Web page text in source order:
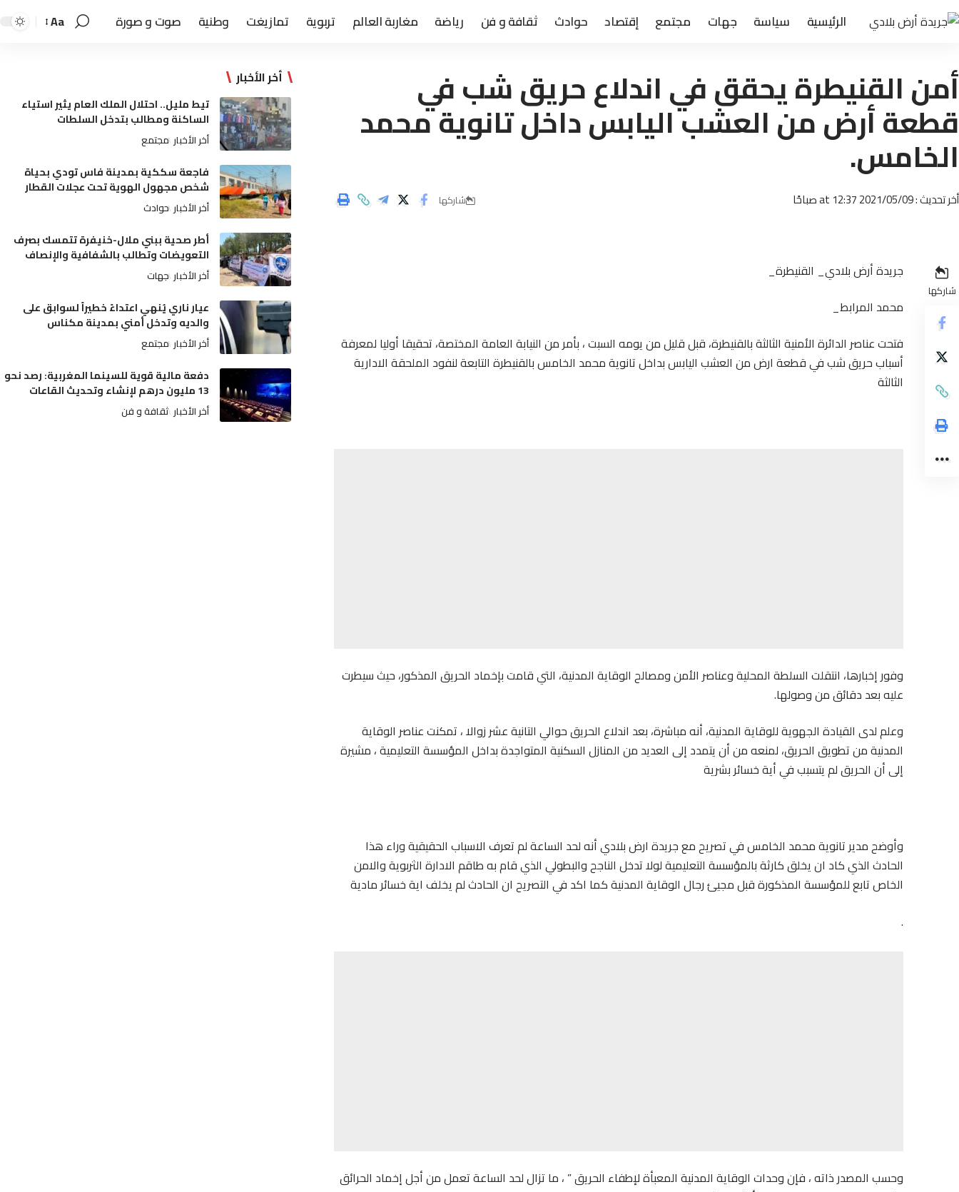
الرئيسية سياسة جهات مجتمع إقتصاد حوادث ثقافة و فن رياضة مغاربة العالم تربوية تمازيغت وطنية صوت و صورة Aa
أمن القنيطرة يحقق في اندلاع حريق شب في
قطعة أرض من العشب اليابس داخل تانوية محمد
الخامس.
أخر تحديث : 2021/05/09 at 12:37 صباحًا شاركها
شاركها
جريدة أرض بلادي_ القنيطرة_
محمد المرابط_
فتحت عناصر الدائرة الأمنية الثالثة بالقنيطرة، قبل قليل من يومه السبت ، بأمر من النيابة العامة المختصة، تحقيقا أوليا لمعرفة
أسباب حريق شب في قطعة ارض من العشب اليابس بداخل تانوية محمد الخامس بالقنيطرة التابعة لنفود الملحقة الادارية
الثالثة
وفور إخبارها، انتقلت السلطة المحلية وعناصر الأمن ومصالح الوقاية المدنية، التي قامت بإخماد الحريق المذكور، حيث سيطرت
عليه بعد دقائق من وصولها.
وعلم لدى القيادة الجهوية للوقاية المدنية، أنه مباشرة، بعد اندلاع الحريق حوالي التانية عشر زوالا ، تمكنت عناصر الوقاية
المدنية من تطويق الحريق، لمنعه من أن يتمدد إلى العديد من المنازل السكنية المتواجدة بداخل المؤسسة التعليمية ، مشيرة
إلى أن الحريق لم يتسبب في أية خسائر بشرية
وأوضح مدير تانوية محمد الخامس في تصريح مع جريدة ارض بلادي أنه لحد الساعة لم تعرف الاسباب الحقيقية وراء هذا
الحادث الذي كاد ان يخلق كارثة بالمؤسسة التعليمية لولا تدخل الناجح والبطولي الذي قام به طاقم الادارة الثربوية والامن
الخاص تابع للمؤسسة المذكورة قبل مجيئ رجال الوقاية المدنية كما اكد في التصريح ان الحادث لم يخلف اية خسائر مادية
.
وحسب المصدر ذاته ، فإن وحدات الوقاية المدنية المعبأة لإطفاء الحريق ” ، ما تزال لحد الساعة تعمل من أجل إخماد الحرائق
أخر الأخبار
تيط مليل.. احتلال الملك العام يثير استياء
الساكنة ومطالب بتدخل السلطات
أخر الأخبار مجتمع
فاجعة سككية بمدينة فاس تودي بحياة
شخص مجهول الهوية تحت عجلات القطار
أخر الأخبار حوادث
أطر صحية ببني ملال-خنيفرة تتمسك بصرف
التعويضات وتطالب بالشفافية والإنصاف
أخر الأخبار جهات
عيار ناري يُنهي اعتداءً خطيراً لسوابق على
والديه وتدخل أمني بمدينة مكناس
أخر الأخبار مجتمع
دفعة مالية قوية للسينما المغربية: رصد نحو
13 مليون درهم لإنشاء وتحديث القاعات
أخر الأخبار ثقافة و فن